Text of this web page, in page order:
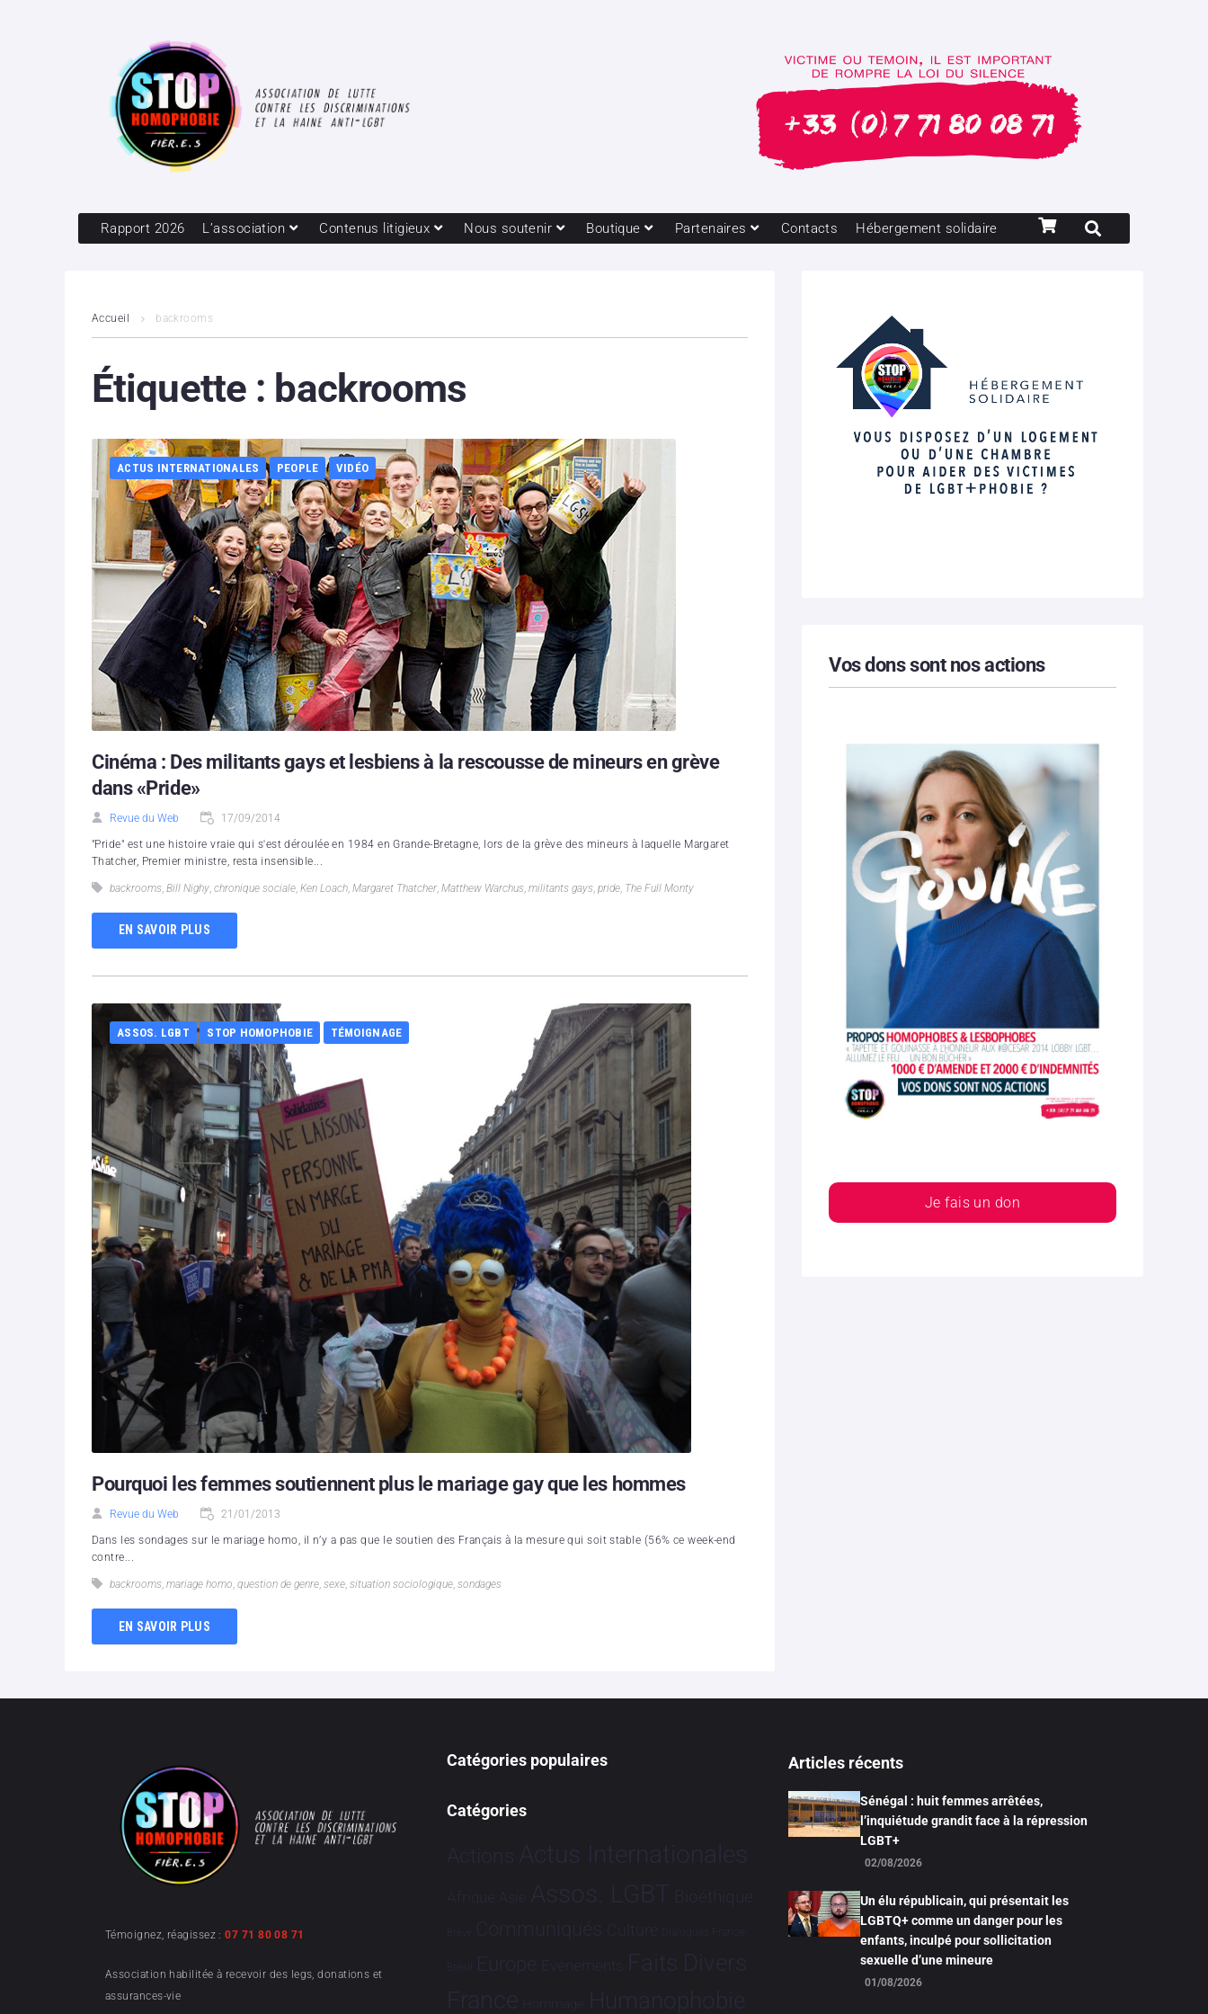
Rapport 2026 L’association Contenus litigieux Nous soutenir Boutique Partenaires Contacts Hébergement solidaire
Accueil backrooms
Étiquette : backrooms
ACTUS INTERNATIONALES PEOPLE VIDÉO
Cinéma : Des militants gays et lesbiens à la rescousse de mineurs en grève
dans «Pride»
Revue du Web 17/09/2014
"Pride" est une histoire vraie qui s'est déroulée en 1984 en Grande-Bretagne, lors de la grève des mineurs à laquelle Margaret
Thatcher, Premier ministre, resta insensible...
backrooms, Bill Nighy, chronique sociale, Ken Loach, Margaret Thatcher, Matthew Warchus, militants gays, pride, The Full Monty
EN SAVOIR PLUS
ASSOS. LGBT STOP HOMOPHOBIE TÉMOIGNAGE
Pourquoi les femmes soutiennent plus le mariage gay que les hommes
Revue du Web 21/01/2013
Dans les sondages sur le mariage homo, il n’y a pas que le soutien des Français à la mesure qui soit stable (56% ce week-end
contre...
backrooms, mariage homo, question de genre, sexe, situation sociologique, sondages
EN SAVOIR PLUS
Vos dons sont nos actions
Je fais un don
Témoignez, réagissez :07 71 80 08 71
Association habilitée à recevoir des legs, donations et
assurances-vie
Catégories populaires
Catégories
Actions Actus Internationales
Afrique Asie Assos. LGBT Bioéthique
Brève Communiqués Culture Dialogues France-
Brésil Europe Evénements Faits Divers
France Hommage Humanophobie
Articles récents
Sénégal : huit femmes arrêtées,
l’inquiétude grandit face à la répression
LGBT+
02/08/2026
Un élu républicain, qui présentait les
LGBTQ+ comme un danger pour les
enfants, inculpé pour sollicitation
sexuelle d’une mineure
01/08/2026